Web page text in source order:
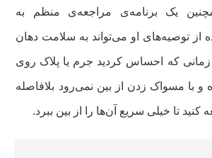
یک برنامه‌ی مراجعه‌ی منظم به
از توصیه‌های او می‌تواند به سلامت دهان
که احساس کردید جرم یا پلاک روی
و با مسواک زدن از بین نمی‌رود بلافاصله
کنید تا خیلی سریع آن‌ها را از بین ببرد.